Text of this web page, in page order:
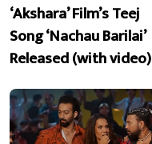
‘Akshara’ Film’s Teej
Song ‘Nachau Barilai’
Released (with video)